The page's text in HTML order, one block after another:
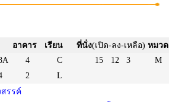
อาคาร เรียน ที่นั่ง(เปิด-ลง-เหลือ) หมวด
4 C 15 12 3 M
2
L
สรรค์